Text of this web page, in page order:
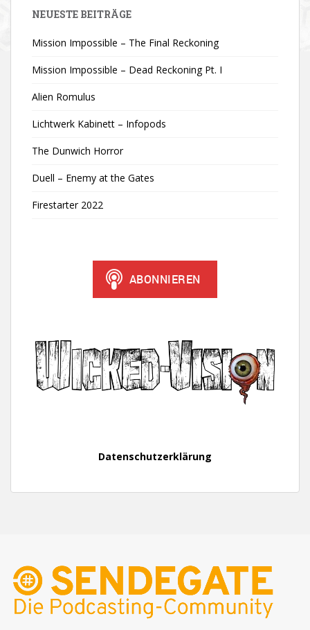
NEUESTE BEITRÄGE
Mission Impossible – The Final Reckoning
Mission Impossible – Dead Reckoning Pt. I
Alien Romulus
Lichtwerk Kabinett – Infopods
The Dunwich Horror
Duell – Enemy at the Gates
Firestarter 2022
Datenschutzerklärung